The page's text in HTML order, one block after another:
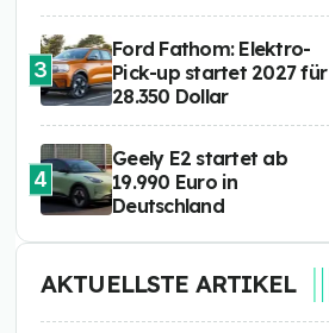
3
Ford Fathom: Elektro-
Pick-up startet 2027 für
28.350 Dollar
4
Geely E2 startet ab
19.990 Euro in
Deutschland
AKTUELLSTE ARTIKEL